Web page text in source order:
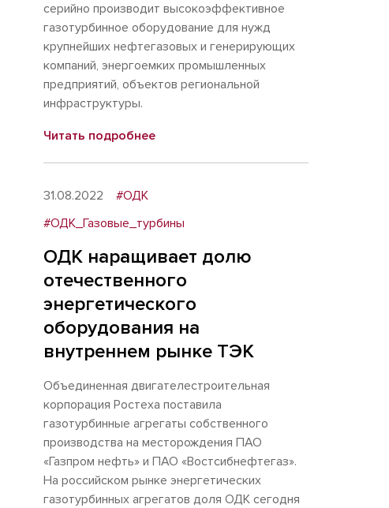
серийно производит высокоэффективное
газотурбинное оборудование для нужд
крупнейших нефтегазовых и генерирующих
компаний, энергоемких промышленных
предприятий, объектов региональной
инфраструктуры.
Читать подробнее
31.08.2022
#ОДК
#ОДК_Газовые_турбины
ОДК наращивает долю
отечественного
энергетического
оборудования на
внутреннем рынке ТЭК
Объединенная двигателестроительная
корпорация Ростеха поставила
газотурбинные агрегаты собственного
производства на месторождения ПАО
«Газпром нефть» и ПАО «Востсибнефтегаз».
На российском рынке энергетических
газотурбинных агрегатов доля ОДК сегодня